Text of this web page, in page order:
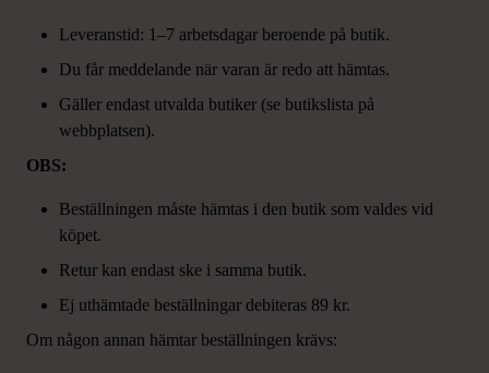
Leveranstid: 1–7 arbetsdagar beroende på butik.
Du får meddelande när varan är redo att hämtas.
Gäller endast utvalda butiker (se butikslista på
webbplatsen).
OBS:
Beställningen måste hämtas i den butik som valdes vid
köpet.
Retur kan endast ske i samma butik.
Ej uthämtade beställningar debiteras 89 kr.
Om någon annan hämtar beställningen krävs: